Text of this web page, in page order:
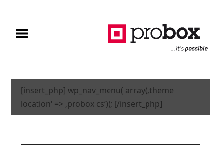
[insert_php] wp_nav_menu( array(‚theme
location‘ => ‚probox cs‘)); [/insert_php]